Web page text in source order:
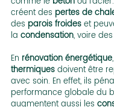
créent des pertes de
des parois froides et
la condensation, voire des
En rénovation énergétique
thermiques doivent être
avec soin. En effet, ils
performance globale du
augmentent aussi les